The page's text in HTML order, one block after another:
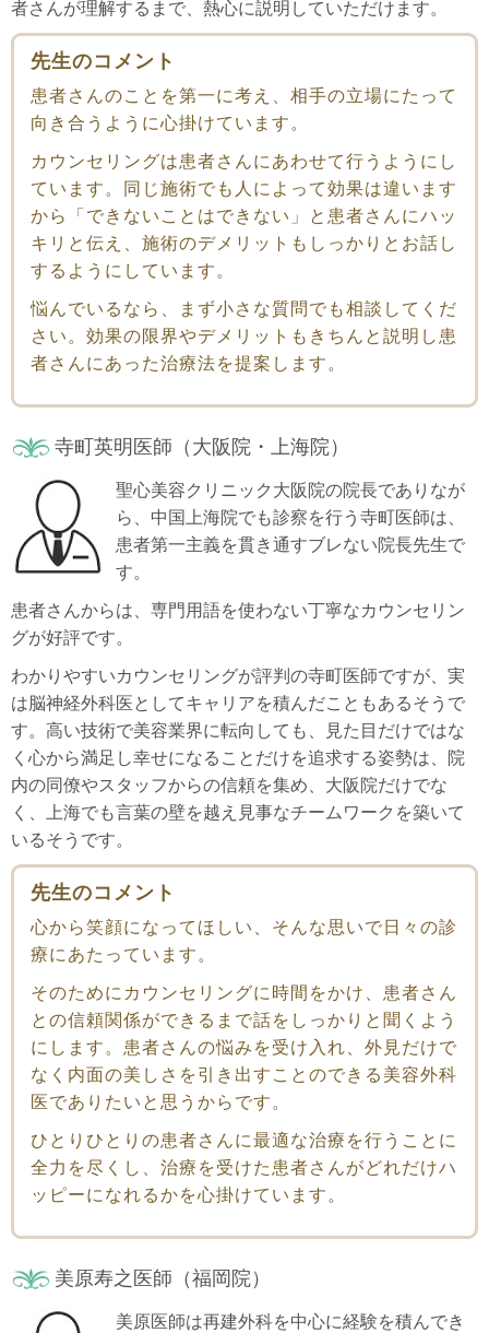
者さんが理解するまで、熱心に説明していただけます。
先生のコメント
患者さんのことを第一に考え、相手の立場にたって
向き合うように心掛けています。
カウンセリングは患者さんにあわせて行うようにし
ています。同じ施術でも人によって効果は違います
から「できないことはできない」と患者さんにハッ
キリと伝え、施術のデメリットもしっかりとお話し
するようにしています。
悩んでいるなら、まず小さな質問でも相談してくだ
さい。効果の限界やデメリットもきちんと説明し患
者さんにあった治療法を提案します。
寺町英明医師（大阪院・上海院）
聖心美容クリニック大阪院の院長でありなが
ら、中国上海院でも診察を行う寺町医師は、
患者第一主義を貫き通すブレない院長先生で
す。
患者さんからは、専門用語を使わない丁寧なカウンセリン
グが好評です。
わかりやすいカウンセリングが評判の寺町医師ですが、実
は脳神経外科医としてキャリアを積んだこともあるそうで
す。高い技術で美容業界に転向しても、見た目だけではな
く心から満足し幸せになることだけを追求する姿勢は、院
内の同僚やスタッフからの信頼を集め、大阪院だけでな
く、上海でも言葉の壁を越え見事なチームワークを築いて
いるそうです。
先生のコメント
心から笑顔になってほしい、そんな思いで日々の診
療にあたっています。
そのためにカウンセリングに時間をかけ、患者さん
との信頼関係ができるまで話をしっかりと聞くよう
にします。患者さんの悩みを受け入れ、外見だけで
なく内面の美しさを引き出すことのできる美容外科
医でありたいと思うからです。
ひとりひとりの患者さんに最適な治療を行うことに
全力を尽くし、治療を受けた患者さんがどれだけハ
ッピーになれるかを心掛けています。
美原寿之医師（福岡院）
美原医師は再建外科を中心に経験を積んでき